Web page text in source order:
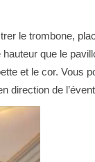
le trombone,
que le
et le cor. Vous
direction de